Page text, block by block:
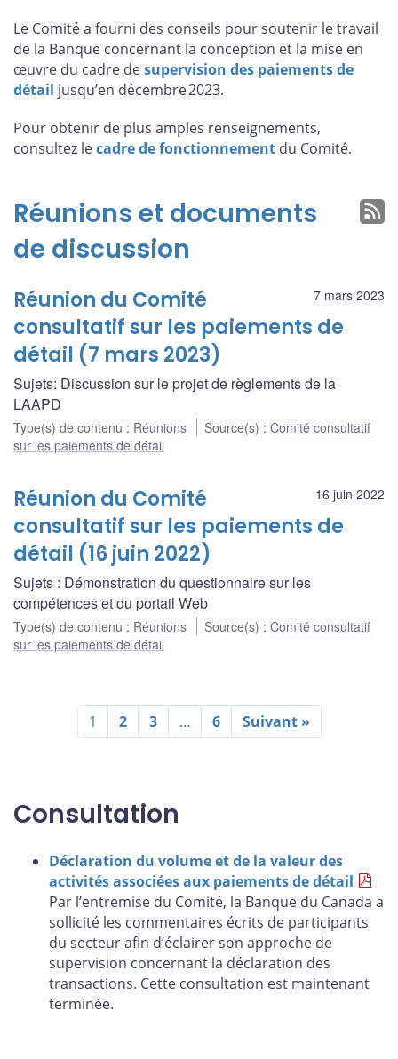
Le Comité a fourni des conseils pour soutenir le travail
de la Banque concernant la conception et la mise en
œuvre du cadre desupervision des paiements de
détail jusqu’en décembre 2023.
Pour obtenir de plus amples renseignements,
consultez lecadre de fonctionnement du Comité.
Réunions et documents
de discussion
7 mars 2023
Réunion du Comité
consultatif sur les paiements de
détail (7 mars 2023)
Sujets: Discussion sur le projet de règlements de la
LAAPD
Type(s) de contenu : Réunions Source(s) :Comité consultatif
sur les paiements de détail
16 juin 2022
Réunion du Comité
consultatif sur les paiements de
détail (16 juin 2022)
Sujets : Démonstration du questionnaire sur les
compétences et du portail Web
Type(s) de contenu : Réunions Source(s) :Comité consultatif
sur les paiements de détail
1 2 3 … 6 Suivant »
Consultation
Déclaration du volume et de la valeur des
activités associées aux paiements de détail
Par l’entremise du Comité, la Banque du Canada a
sollicité les commentaires écrits de participants
du secteur afin d’éclairer son approche de
supervision concernant la déclaration des
transactions. Cette consultation est maintenant
terminée.